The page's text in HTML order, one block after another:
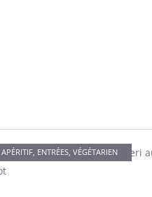
APÉRITIF, ENTRÉES, VÉGÉTARIEN